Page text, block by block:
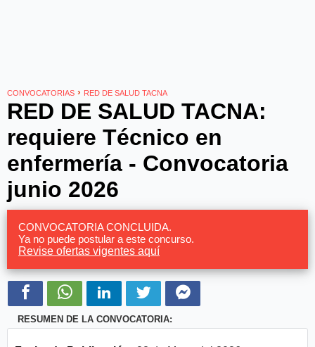
CONVOCATORIAS › RED DE SALUD TACNA
RED DE SALUD TACNA:
requiere Técnico en
enfermería - Convocatoria
junio 2026
CONVOCATORIA CONCLUIDA.
Ya no puede postular a este concurso.
Revise ofertas vigentes aquí
RESUMEN DE LA CONVOCATORIA: